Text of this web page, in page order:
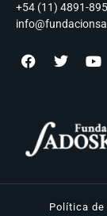
+54 (11) 4891-
Política de